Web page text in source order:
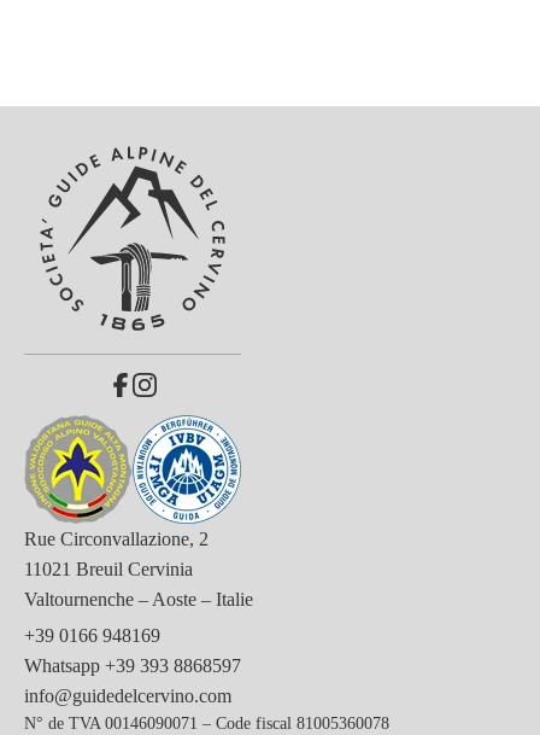
Rue Circonvallazione, 2
11021 Breuil Cervinia
Valtournenche – Aoste – Italie
+39 0166 948169
Whatsapp +39 393 8868597
info@guidedelcervino.com
N° de TVA 00146090071 – Code fiscal 81005360078